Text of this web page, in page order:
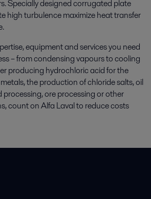
Specially designed corrugated plate
high turbulence maximize heat transfer
equipment and services you need
– from condensing vapours to cooling
producing hydrochloric acid for the
the production of chloride salts, oil
ore processing or other
count on Alfa Laval to reduce costs